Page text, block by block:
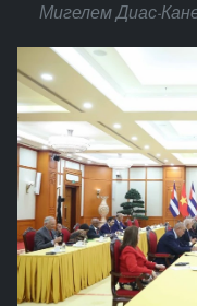
Мигелем Диас-